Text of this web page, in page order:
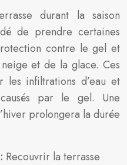
durant la saison
de prendre certaines
contre le gel et
et de la glace. Ces
les infiltrations d’eau et
par le gel. Une
prolongera la durée
Recouvrir la terrasse